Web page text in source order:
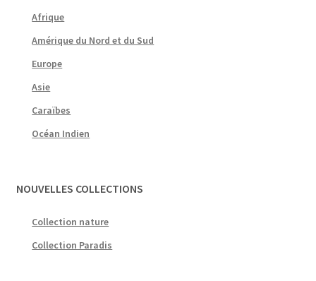
Afrique
Amérique du Nord et du Sud
Europe
Asie
Caraïbes
Océan Indien
NOUVELLES COLLECTIONS
Collection nature
Collection Paradis